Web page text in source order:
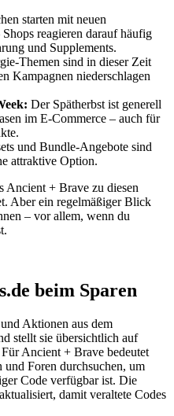
starten mit neuen
reagieren darauf häufig
und Supplements.
Themen sind in dieser Zeit
Kampagnen niederschlagen
Der Spätherbst ist generell
im E-Commerce – auch für
und Bundle-Angebote sind
attraktive Option.
Ancient + Brave zu diesen
Aber ein regelmäßiger Blick
– vor allem, wenn du
beim Sparen
Aktionen aus dem
stellt sie übersichtlich auf
Ancient + Brave bedeutet
und Foren durchsuchen, um
Code verfügbar ist. Die
damit veraltete Codes